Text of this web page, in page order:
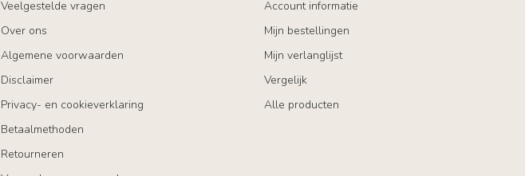
Veelgestelde vragen
Over ons
Algemene voorwaarden
Disclaimer
Privacy- en cookieverklaring
Betaalmethoden
Retourneren
Account informatie
Mijn bestellingen
Mijn verlanglijst
Vergelijk
Alle producten